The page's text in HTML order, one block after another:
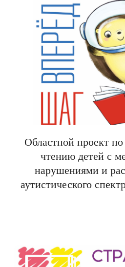
Областной проект
чтению детей с
нарушениями и
аутистического